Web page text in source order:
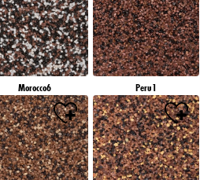
Morocco6 Peru1